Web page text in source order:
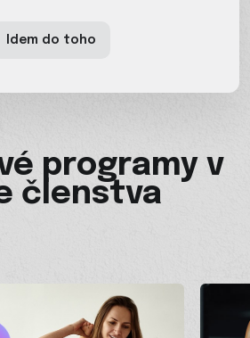
Idem do toho
programy v
členstva